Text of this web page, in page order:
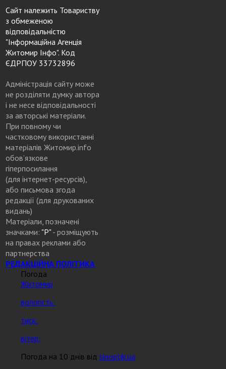
Сайт належить Товариству
з обмеженою
відповідальністю
"Інформаційна Агенція
Житомир Інфо". Код
ЄДРПОУ 33732896
Адміністрація сайту може
не розділяти думку автора
і не несе відповідальності
за авторські матеріали.
При повному чи
частковому використанні
матеріалів Житомир.info
обов’язкове
гіперпосилання
(для інтернет-ресурсів),
або письмова згода
редакції (для друкованих
видань)
Матеріали, позначені
значками: "Р"- розміщують
на правах реклами або
партнерства
РЕДАКЦІЙНА ПОЛІТИКА
Погода
Житомир
вологість:
тиск:
вітер:
Погода на 10 днів відsinoptik.ua